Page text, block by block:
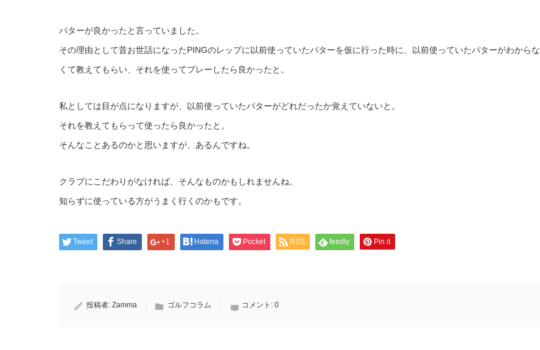
パターが良かったと言っていました。
その理由として昔お世話になったPINGのレップに以前使っていたパターを仮に行った時に、以前使っていたパターがわからな
くて教えてもらい、それを使ってプレーしたら良かったと。
私としては目が点になりますが、以前使っていたパターがどれだったか覚えていないと。
それを教えてもらって使ったら良かったと。
そんなことあるのかと思いますが、あるんですね。
クラブにこだわりがなければ、そんなものかもしれませんね。
知らずに使っている方がうまく行くのかもです。
Tweet Share +1 Hatena Pocket RSS feedly Pin it
投稿者: Zamma ゴルフコラム コメント: 0